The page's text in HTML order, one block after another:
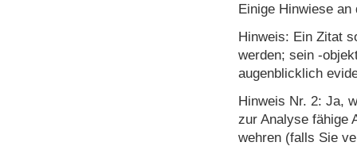
Einige Hinwiese an
Hinweis: Ein Zitat
werden; sein -
augenblicklich
Hinweis Nr. 2: Ja,
zur Analyse fähige
wehren (falls Sie